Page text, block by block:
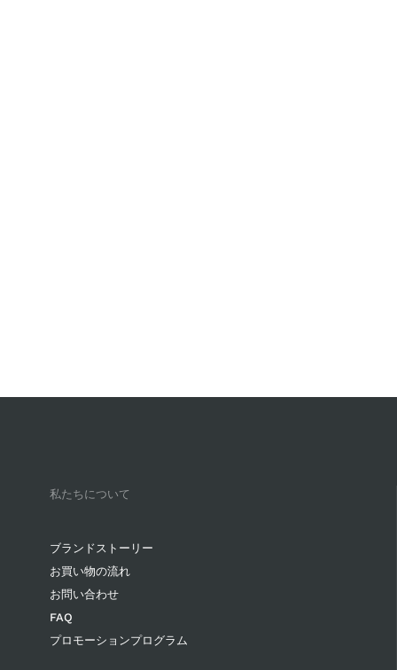
私たちについて
ブランドストーリー
お買い物の流れ
お問い合わせ
FAQ
プロモーションプログラム